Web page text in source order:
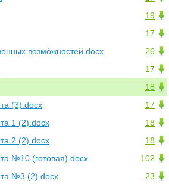
19
17
26
возмо́жностей.docx
17
18
17
(3).docx
18
1 (2).docx
18
2 (2).docx
102
№10 (готовая).docx
23
№3 (2).docx